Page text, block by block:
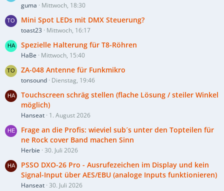
guma Mittwoch, 18:30
Mini Spot LEDs mit DMX Steuerung?
toast23 Mittwoch, 16:17
Spezielle Halterung für T8-Röhren
HaBe Mittwoch, 15:40
ZA-048 Antenne für Funkmikro
tonsound Dienstag, 19:46
Touchscreen schräg stellen (flache Lösung / steiler Winkel
möglich)
Hanseat 1. August 2026
Frage an die Profis: wieviel sub´s unter den Topteilen für
ne Rock cover Band machen Sinn
Herbie 30. Juli 2026
PSSO DXO-26 Pro - Ausrufezeichen im Display und kein
Signal-Input über AES/EBU (analoge Inputs funktionieren)
Hanseat 30. Juli 2026